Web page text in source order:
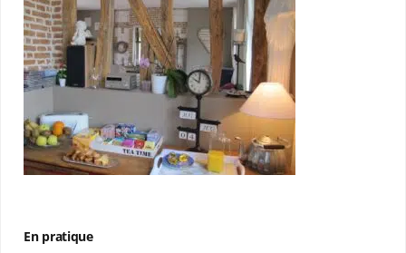
En pratique